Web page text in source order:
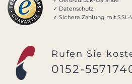
✓ Datenschutz
✓ Sichere Zahlung mit SSL-
Rufen Sie
0152-